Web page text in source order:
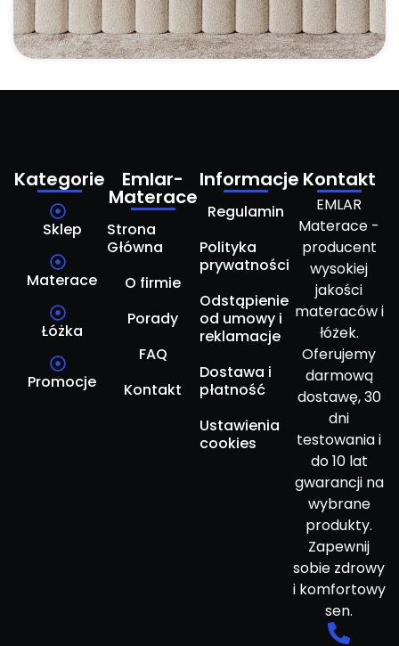
Kategorie
Sklep
Materace
Łóżka
Promocje
Emlar-
Materace
Strona
Główna
O firmie
Porady
FAQ
Kontakt
Informacje
Regulamin
Polityka
prywatności
Odstąpienie
od umowy i
reklamacje
Dostawa i
płatność
Ustawienia
cookies
Kontakt
EMLAR
Materace -
producent
wysokiej
jakości
materaców i
łóżek.
Oferujemy
darmową
dostawę, 30
dni
testowania i
do 10 lat
gwarancji na
wybrane
produkty.
Zapewnij
sobie zdrowy
i komfortowy
sen.